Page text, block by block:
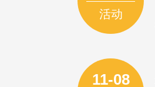
活动
11-08